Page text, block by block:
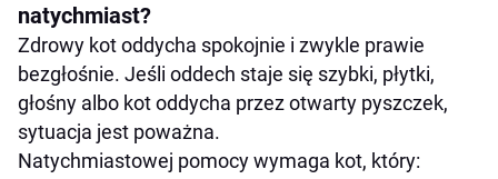
natychmiast?
Zdrowy kot oddycha spokojnie i zwykle prawie
bezgłośnie. Jeśli oddech staje się szybki, płytki,
głośny albo kot oddycha przez otwarty pyszczek,
sytuacja jest poważna.
Natychmiastowej pomocy wymaga kot, który: